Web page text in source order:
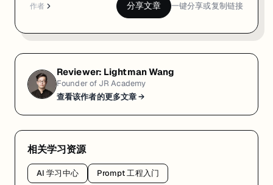
作者 分享文章 一键分享或复制链接
Reviewer: Lightman Wang
Founder of JR Academy
查看该作者的更多文章 →
相关学习资源
AI 学习中心 Prompt 工程入门